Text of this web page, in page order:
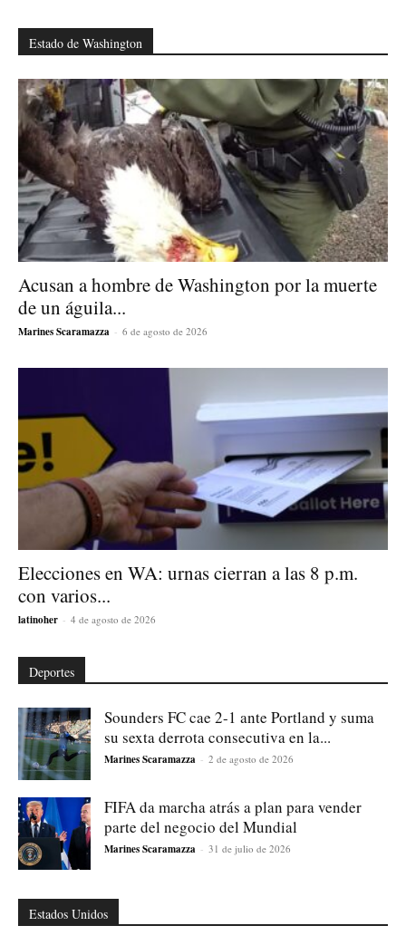
Estado de Washington
Acusan a hombre de Washington por la muerte
de un águila...
Marines Scaramazza - 6 de agosto de 2026
Elecciones en WA: urnas cierran a las 8 p.m.
con varios...
latinoher - 4 de agosto de 2026
Deportes
Sounders FC cae 2-1 ante Portland y suma
su sexta derrota consecutiva en la...
Marines Scaramazza - 2 de agosto de 2026
FIFA da marcha atrás a plan para vender
parte del negocio del Mundial
Marines Scaramazza - 31 de julio de 2026
Estados Unidos